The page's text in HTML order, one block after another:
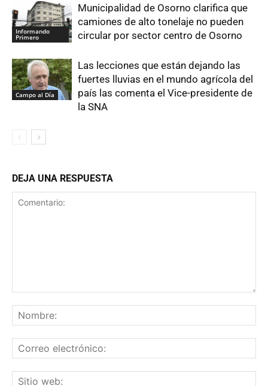
Informando
Primero
Municipalidad de Osorno clarifica que
camiones de alto tonelaje no pueden
circular por sector centro de Osorno
Campo al Día
Las lecciones que están dejando las
fuertes lluvias en el mundo agrícola del
país las comenta el Vice-presidente de
la SNA
DEJA UNA RESPUESTA